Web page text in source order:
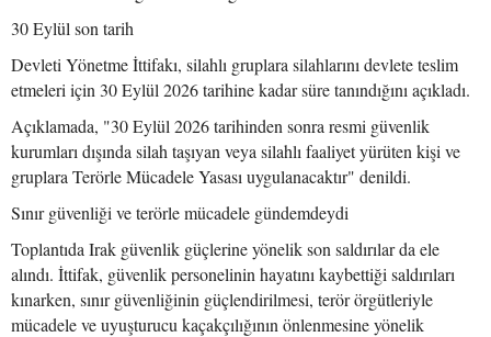
30 Eylül son tarih
Devleti Yönetme İttifakı, silahlı gruplara silahlarını devlete teslim
etmeleri için 30 Eylül 2026 tarihine kadar süre tanındığını açıkladı.
Açıklamada, "30 Eylül 2026 tarihinden sonra resmi güvenlik
kurumları dışında silah taşıyan veya silahlı faaliyet yürüten kişi ve
gruplara Terörle Mücadele Yasası uygulanacaktır" denildi.
Sınır güvenliği ve terörle mücadele gündemdeydi
Toplantıda Irak güvenlik güçlerine yönelik son saldırılar da ele
alındı. İttifak, güvenlik personelinin hayatını kaybettiği saldırıları
kınarken, sınır güvenliğinin güçlendirilmesi, terör örgütleriyle
mücadele ve uyuşturucu kaçakçılığının önlenmesine yönelik